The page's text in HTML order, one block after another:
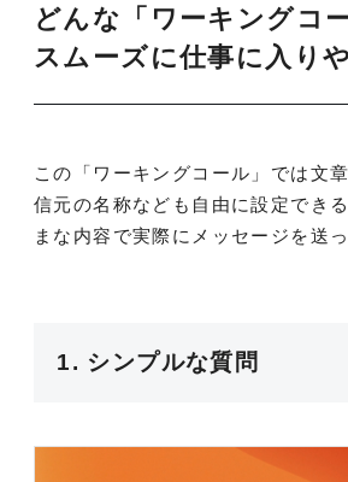
どんな「ワーキングコ
スムーズに仕事に入り
この「ワーキングコール」では文
信元の名称なども自由に設定でき
まな内容で実際にメッセージを送っ
1. シンプルな質問